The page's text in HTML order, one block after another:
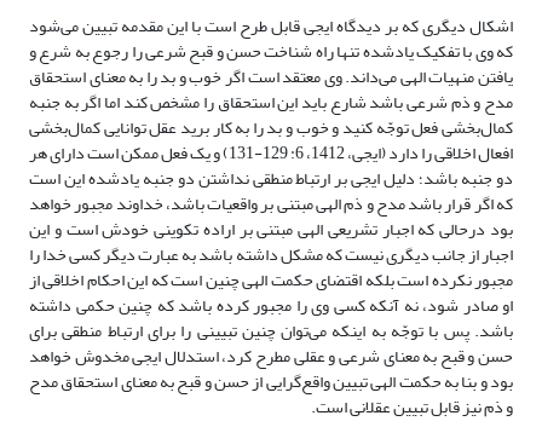
اشکال دیگری که بر دیدگاه ایجی قابل طرح است با این مقدمه تبیین می‌شود
که وی با تفکیک یادشده تنها راه شناخت حسن و قبح شرعی را رجوع به شرع و
یافتن منهیات الهی می‌داند. وی معتقد است اگر خوب و بد را به معنای استحقاق
مدح و ذم شرعی باشد شارع باید این استحقاق را مشخص کند اما اگر به جنبه
کمال‌بخشی فعل توجّه کنید و خوب و بد را به کار برید عقل توانایی کمال‌بخشی
افعال اخلاقی را دارد (ایجی، 1412، 6: 129-131) و یک فعل ممکن است دارای هر
دو جنبه باشد؛ دلیل ایجی بر ارتباط منطقی نداشتن دو جنبه یادشده این است
که اگر قرار باشد مدح و ذم الهی مبتنی بر واقعیات باشد، خداوند مجبور خواهد
بود درحالی که اجبار تشریعی الهی مبتنی بر اراده تکوینی خودش است و این
اجبار از جانب دیگری نیست که مشکل داشته باشد به عبارت دیگر کسی خدا را
مجبور نکرده است بلکه اقتضای حکمت الهی چنین است که این احکام اخلاقی از
او صادر شود، نه آنکه کسی وی را مجبور کرده باشد که چنین حکمی داشته
باشد. پس با توجّه به اینکه می‌توان چنین تبیینی را برای ارتباط منطقی برای
حسن و قبح به معنای شرعی و عقلی مطرح کرد، استدلال ایجی مخدوش خواهد
بود و بنا به حکمت الهی تبیین واقع‌گرایی از حسن و قبح به معنای استحقاق مدح
و ذم نیز قابل تبیین عقلانی است.